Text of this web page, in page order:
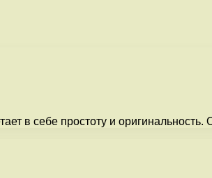
в себе простоту и